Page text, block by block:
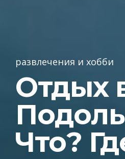
развлечения и хобби
Отдых
Что?